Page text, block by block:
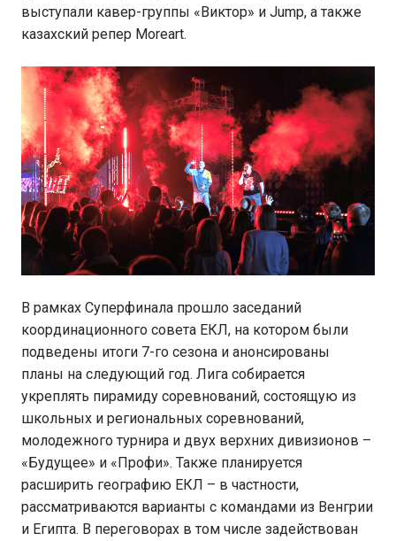
выступали кавер-группы «Виктор» и Jump, а также
казахский репер Moreart.
В рамках Суперфинала прошло заседаний
координационного совета ЕКЛ, на котором были
подведены итоги 7-го сезона и анонсированы
планы на следующий год. Лига собирается
укреплять пирамиду соревнований, состоящую из
школьных и региональных соревнований,
молодежного турнира и двух верхних дивизионов –
«Будущее» и «Профи». Также планируется
расширить географию ЕКЛ – в частности,
рассматриваются варианты с командами из Венгрии
и Египта. В переговорах в том числе задействован